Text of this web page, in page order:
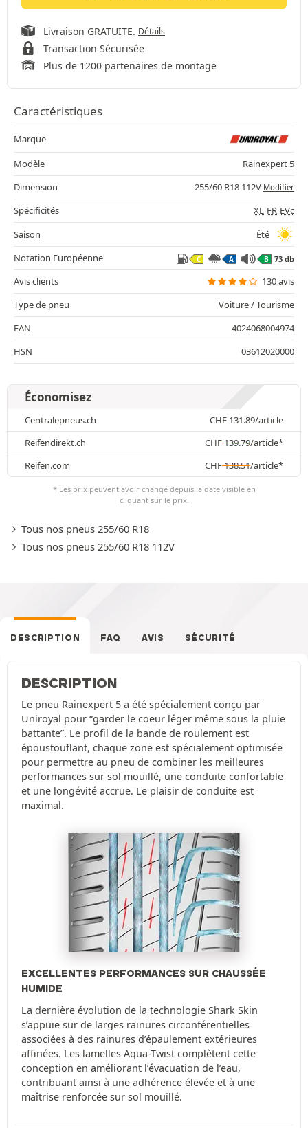
Livraison GRATUITE. Détails
Transaction Sécurisée
Plus de 1200 partenaires de montage
Caractéristiques
Marque
Modèle
Rainexpert 5
Dimension
255/60 R18 112V Modifier
Spécificités XL FR EVc
Saison
Été
Notation Européenne
C A B 73 db
Avis clients
130 avis
Type de pneu
Voiture / Tourisme
EAN
4024068004974
HSN
03612020000
Économisez
Centralepneus.ch CHF 131.89/article
Reifendirekt.ch
CHF139.79/article*
Reifen.com
CHF138.51/article*
* Les prix peuvent avoir changé depuis la date visible en
cliquant sur le prix.
Tous nos pneus 255/60 R18
Tous nos pneus 255/60 R18 112V
DESCRIPTION FAQ AVIS SÉCURITÉ
DESCRIPTION
Le pneu Rainexpert 5 a été spécialement conçu par
Uniroyal pour “garder le coeur léger même sous la pluie
battante”. Le profil de la bande de roulement est
époustouflant, chaque zone est spécialement optimisée
pour permettre au pneu de combiner les meilleures
performances sur sol mouillé, une conduite confortable
et une longévité accrue. Le plaisir de conduite est
maximal.
EXCELLENTES PERFORMANCES SUR CHAUSSÉE
HUMIDE
La dernière évolution de la technologie Shark Skin
s’appuie sur de larges rainures circonférentielles
associées à des rainures d’épaulement extérieures
affinées. Les lamelles Aqua-Twist complètent cette
conception en améliorant l’évacuation de l’eau,
contribuant ainsi à une adhérence élevée et à une
maîtrise renforcée sur sol mouillé.